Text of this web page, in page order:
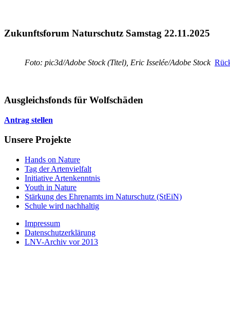
Zukunftsforum Naturschutz Samstag 22.11.2025
Foto: pic3d/Adobe Stock (Titel), Eric Isselée/Adobe Stock
Ausgleichsfonds für Wolfschäden
Antrag stellen
Unsere Projekte
Hands on Nature
Tag der Artenvielfalt
Initiative Artenkenntnis
Youth in Nature
Stärkung des Ehrenamts im Naturschutz (StEiN)
Schule wird nachhaltig
Impressum
Datenschutzerklärung
LNV-Archiv vor 2013